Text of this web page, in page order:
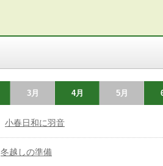
3月 4月 5月
小春日和に羽音
冬越しの準備